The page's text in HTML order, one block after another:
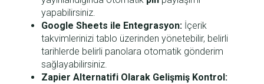
yapabilirsiniz.
Google Sheets ile Entegrasyon: İçerik
takvimlerinizi tablo üzerinden yönetebilir, belirli
tarihlerde belirli panolara otomatik gönderim
sağlayabilirsiniz.
Zapier Alternatifi Olarak Gelişmiş Kontrol: